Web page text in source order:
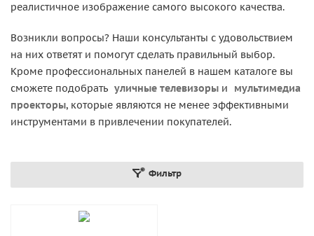
реалистичное изображение самого высокого качества.
Возникли вопросы? Наши консультанты с удовольствием
на них ответят и помогут сделать правильный выбор.
Кроме профессиональных панелей в нашем каталоге вы
сможете подобрать уличные телевизоры и
мультимедиа
проекторы, которые являются не менее эффективными
инструментами в привлечении покупателей.
Фильтр